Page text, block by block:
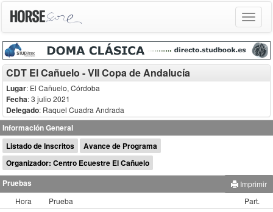
Toggle
CDT El Cañuelo - VII Copa de Andalucía
Lugar: El Cañuelo, Córdoba
Fecha: 3 julio 2021
Delegado: Raquel Cuadra Andrada
Información General
Listado de Inscritos
Avance de Programa
Organizador: Centro Ecuestre El Cañuelo
Pruebas
Imprimir
Hora
Prueba
Part.